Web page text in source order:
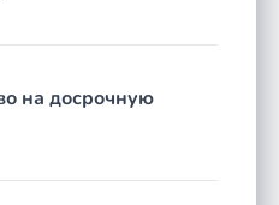
и
пенсии за работу
на досрочную